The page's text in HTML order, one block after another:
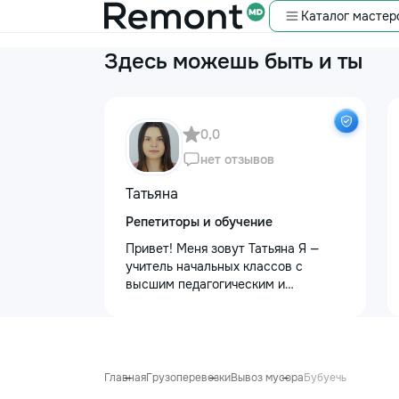
Каталог
Здесь можешь быть и ты
0,0
нет отзывов
Татьяна
Репетиторы и обучение
Привет! Меня зовут Татьяна Я —
учитель начальных классов с
высшим педагогическим и
✨ обучение чтению, письму, счёту
ГлавнаяГрузоперевозкиВывоз мусораБубуечь